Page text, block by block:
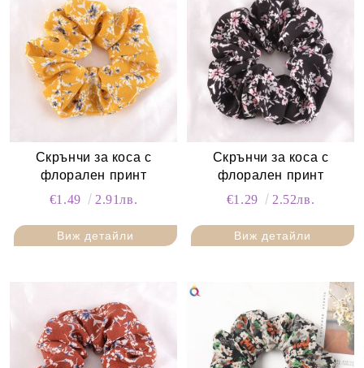
Скрънчи за коса с
флорален принт
€1.49
2.91лв.
Виж детайли
Скрънчи за коса с
флорален принт
€1.29
2.52лв.
Виж детайли